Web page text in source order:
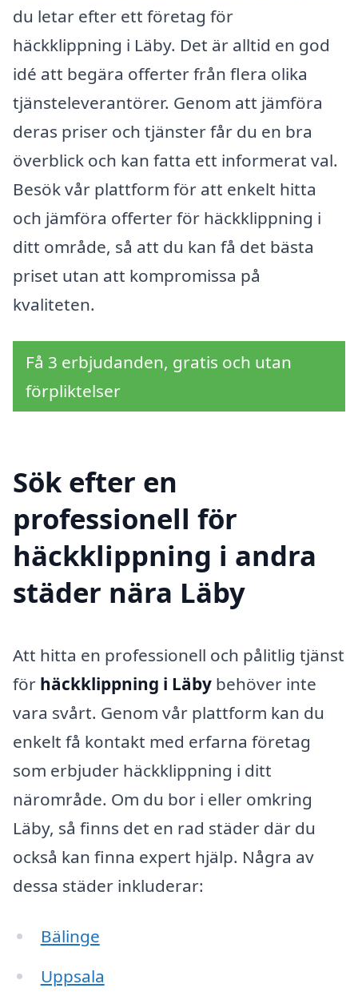
du letar efter ett företag för
häckklippning i Läby. Det är alltid en god
idé att begära offerter från flera olika
tjänsteleverantörer. Genom att jämföra
deras priser och tjänster får du en bra
överblick och kan fatta ett informerat val.
Besök vår plattform för att enkelt hitta
och jämföra offerter för häckklippning i
ditt område, så att du kan få det bästa
priset utan att kompromissa på
kvaliteten.
Få 3 erbjudanden, gratis och utan
förpliktelser
Sök efter en
professionell för
häckklippning i andra
städer nära Läby
Att hitta en professionell och pålitlig tjänst
för häckklippning i Läby behöver inte
vara svårt. Genom vår plattform kan du
enkelt få kontakt med erfarna företag
som erbjuder häckklippning i ditt
närområde. Om du bor i eller omkring
Läby, så finns det en rad städer där du
också kan finna expert hjälp. Några av
dessa städer inkluderar:
Bälinge
Uppsala